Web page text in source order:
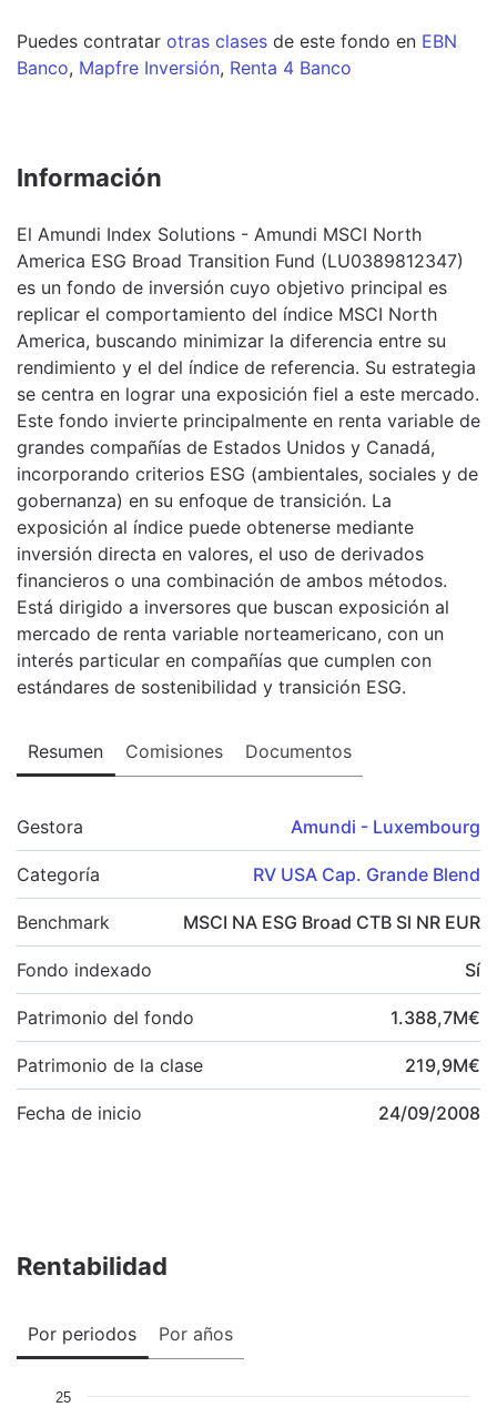
Puedes contratar otras clases de este fondo en EBN
Banco, Mapfre Inversión, Renta 4 Banco
Información
El Amundi Index Solutions - Amundi MSCI North
America ESG Broad Transition Fund (LU0389812347)
es un fondo de inversión cuyo objetivo principal es
replicar el comportamiento del índice MSCI North
America, buscando minimizar la diferencia entre su
rendimiento y el del índice de referencia. Su estrategia
se centra en lograr una exposición fiel a este mercado.
Este fondo invierte principalmente en renta variable de
grandes compañías de Estados Unidos y Canadá,
incorporando criterios ESG (ambientales, sociales y de
gobernanza) en su enfoque de transición. La
exposición al índice puede obtenerse mediante
inversión directa en valores, el uso de derivados
financieros o una combinación de ambos métodos.
Está dirigido a inversores que buscan exposición al
mercado de renta variable norteamericano, con un
interés particular en compañías que cumplen con
estándares de sostenibilidad y transición ESG.
Resumen Comisiones Documentos
Gestora Amundi - Luxembourg
Categoría RV USA Cap. Grande Blend
Benchmark MSCI NA ESG Broad CTB Sl NR EUR
Fondo indexado Sí
Patrimonio del fondo 1.388,7M€
Patrimonio de la clase 219,9M€
Fecha de inicio 24/09/2008
Rentabilidad
Por periodos Por años
25